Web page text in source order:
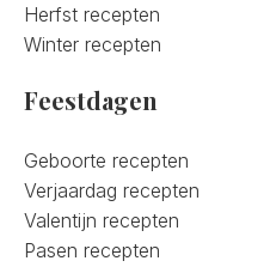
Herfst recepten
Winter recepten
Feestdagen
Geboorte recepten
Verjaardag recepten
Valentijn recepten
Pasen recepten